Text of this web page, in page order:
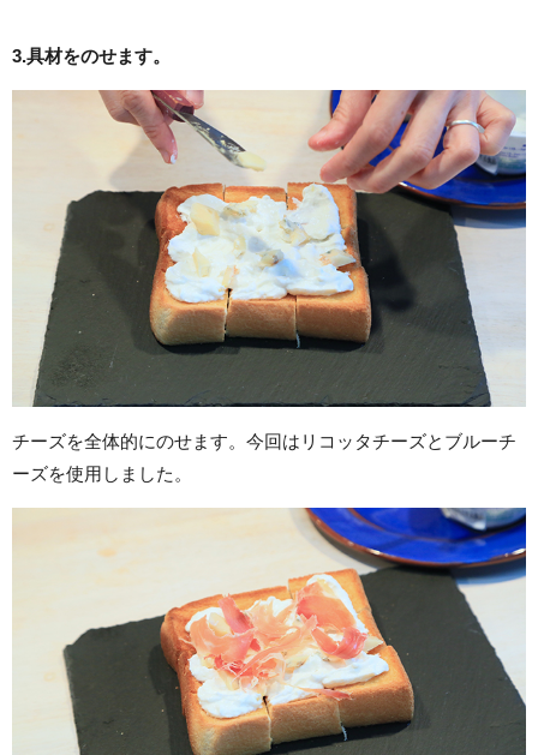
3.具材をのせます。
チーズを全体的にのせます。今回はリコッタチーズとブルーチ
ーズを使用しました。